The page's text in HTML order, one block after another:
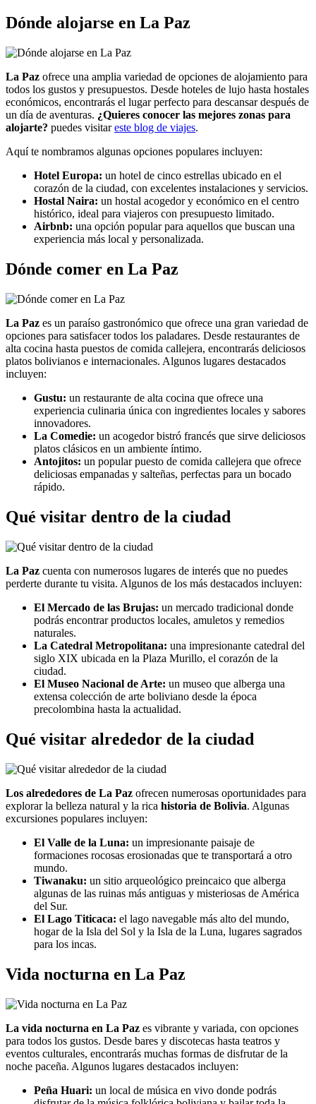
Dónde alojarse en La Paz
La Paz ofrece una amplia variedad de opciones de alojamiento para
todos los gustos y presupuestos. Desde hoteles de lujo hasta hostales
económicos, encontrarás el lugar perfecto para descansar después de
un día de aventuras. ¿Quieres conocer las mejores zonas para
alojarte? puedes visitareste blog de viajes.
Aquí te nombramos algunas opciones populares incluyen:
Hotel Europa: un hotel de cinco estrellas ubicado en el
corazón de la ciudad, con excelentes instalaciones y servicios.
Hostal Naira: un hostal acogedor y económico en el centro
histórico, ideal para viajeros con presupuesto limitado.
Airbnb: una opción popular para aquellos que buscan una
experiencia más local y personalizada.
Dónde comer en La Paz
La Paz es un paraíso gastronómico que ofrece una gran variedad de
opciones para satisfacer todos los paladares. Desde restaurantes de
alta cocina hasta puestos de comida callejera, encontrarás deliciosos
platos bolivianos e internacionales. Algunos lugares destacados
incluyen:
Gustu: un restaurante de alta cocina que ofrece una
experiencia culinaria única con ingredientes locales y sabores
innovadores.
La Comedie: un acogedor bistró francés que sirve deliciosos
platos clásicos en un ambiente íntimo.
Antojitos: un popular puesto de comida callejera que ofrece
deliciosas empanadas y salteñas, perfectas para un bocado
rápido.
Qué visitar dentro de la ciudad
La Paz cuenta con numerosos lugares de interés que no puedes
perderte durante tu visita. Algunos de los más destacados incluyen:
El Mercado de las Brujas: un mercado tradicional donde
podrás encontrar productos locales, amuletos y remedios
naturales.
La Catedral Metropolitana: una impresionante catedral del
siglo XIX ubicada en la Plaza Murillo, el corazón de la
ciudad.
El Museo Nacional de Arte: un museo que alberga una
extensa colección de arte boliviano desde la época
precolombina hasta la actualidad.
Qué visitar alrededor de la ciudad
Los alrededores de La Paz ofrecen numerosas oportunidades para
explorar la belleza natural y la rica historia de Bolivia. Algunas
excursiones populares incluyen:
El Valle de la Luna: un impresionante paisaje de
formaciones rocosas erosionadas que te transportará a otro
mundo.
Tiwanaku: un sitio arqueológico preincaico que alberga
algunas de las ruinas más antiguas y misteriosas de América
del Sur.
El Lago Titicaca: el lago navegable más alto del mundo,
hogar de la Isla del Sol y la Isla de la Luna, lugares sagrados
para los incas.
Vida nocturna en La Paz
La vida nocturna en La Paz es vibrante y variada, con opciones
para todos los gustos. Desde bares y discotecas hasta teatros y
eventos culturales, encontrarás muchas formas de disfrutar de la
noche paceña. Algunos lugares destacados incluyen:
Peña Huari: un local de música en vivo donde podrás